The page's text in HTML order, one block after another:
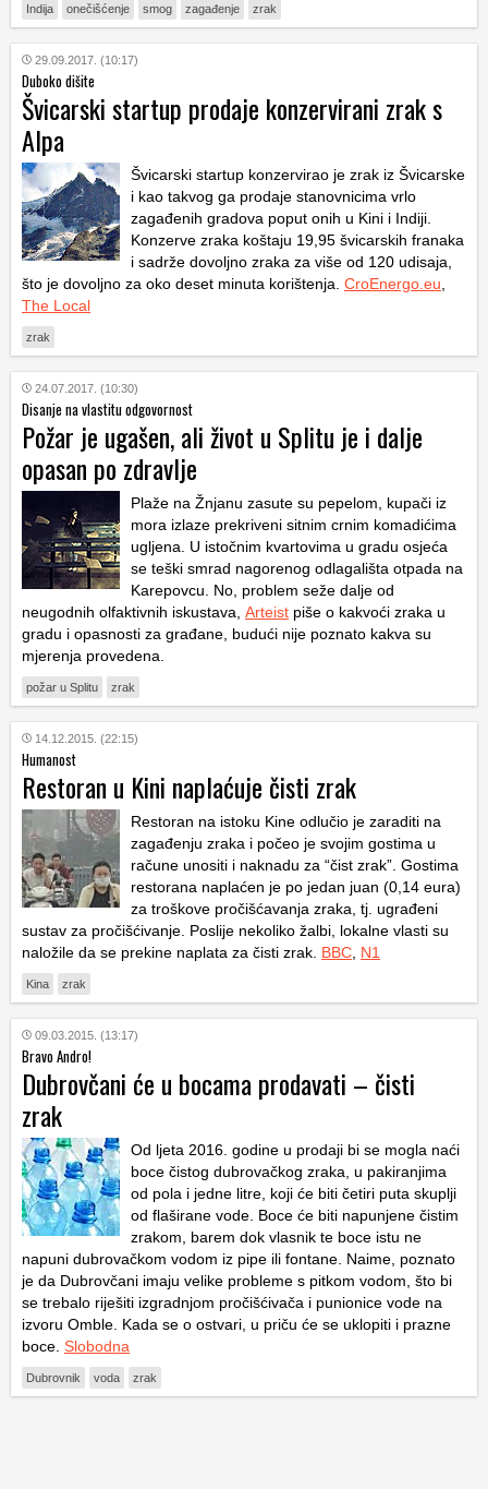
Indija onečišćenje smog zagađenje zrak
29.09.2017. (10:17)
Duboko dišite
Švicarski startup prodaje konzervirani zrak s
Alpa
Švicarski startup konzervirao je zrak iz Švicarske
i kao takvog ga prodaje stanovnicima vrlo
zagađenih gradova poput onih u Kini i Indiji.
Konzerve zraka koštaju 19,95 švicarskih franaka
i sadrže dovoljno zraka za više od 120 udisaja,
što je dovoljno za oko deset minuta korištenja. CroEnergo.eu
The Local
zrak
24.07.2017. (10:30)
Disanje na vlastitu odgovornost
Požar je ugašen, ali život u Splitu je i dalje
opasan po zdravlje
Plaže na Žnjanu zasute su pepelom, kupači iz
mora izlaze prekriveni sitnim crnim komadićima
ugljena. U istočnim kvartovima u gradu osjeća
se teški smrad nagorenog odlagališta otpada na
Karepovcu. No, problem seže dalje od
neugodnih olfaktivnih iskustava, Arteist piše o kakvoći zraka u
gradu i opasnosti za građane, budući nije poznato kakva su
mjerenja provedena.
požar u Splitu zrak
14.12.2015. (22:15)
Humanost
Restoran u Kini naplaćuje čisti zrak
Restoran na istoku Kine odlučio je zaraditi na
zagađenju zraka i počeo je svojim gostima u
račune unositi i naknadu za “čist zrak”. Gostima
restorana naplaćen je po jedan juan (0,14 eura)
za troškove pročišćavanja zraka, tj. ugrađeni
sustav za pročišćivanje. Poslije nekoliko žalbi, lokalne vlasti su
naložile da se prekine naplata za čisti zrak. BBC N1
Kina zrak
09.03.2015. (13:17)
Bravo Andro!
Dubrovčani će u bocama prodavati – čisti
zrak
Od ljeta 2016. godine u prodaji bi se mogla naći
boce čistog dubrovačkog zraka, u pakiranjima
od pola i jedne litre, koji će biti četiri puta skuplji
od flaširane vode. Boce će biti napunjene čistim
zrakom, barem dok vlasnik te boce istu ne
napuni dubrovačkom vodom iz pipe ili fontane. Naime, poznato
je da Dubrovčani imaju velike probleme s pitkom vodom, što bi
se trebalo riješiti izgradnjom pročišćivača i punionice vode na
izvoru Omble. Kada se o ostvari, u priču će se uklopiti i prazne
boce. Slobodna
Dubrovnik voda zrak